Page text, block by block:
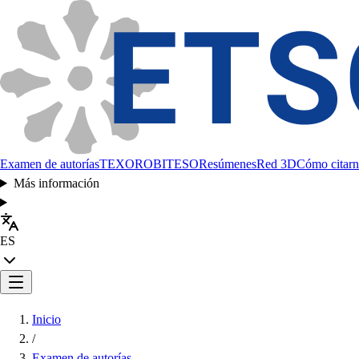
Examen de autoríasTEXOROBITESOResúmenesRed 3DCómo
Más información
ES
Inicio
/